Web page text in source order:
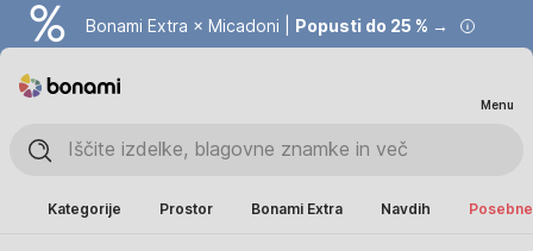
Bonami Extra × Micadoni | Popusti do 25 % →
Menu
Kategorije Prostor Bonami Extra Navdih